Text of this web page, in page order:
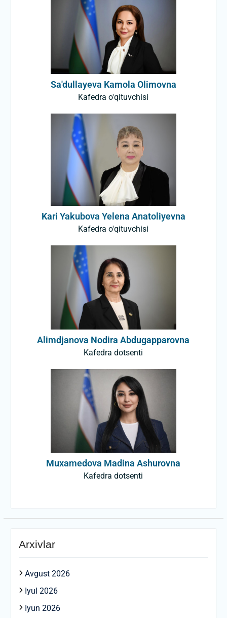
Sa'dullayeva Kamola Olimovna
Kafedra o'qituvchisi
Kari Yakubova Yelena Anatoliyevna
Kafedra o'qituvchisi
Alimdjanova Nodira Abdugapparovna
Kafedra dotsenti
Muxamedova Madina Ashurovna
Kafedra dotsenti
Arxivlar
Avgust 2026
Iyul 2026
Iyun 2026